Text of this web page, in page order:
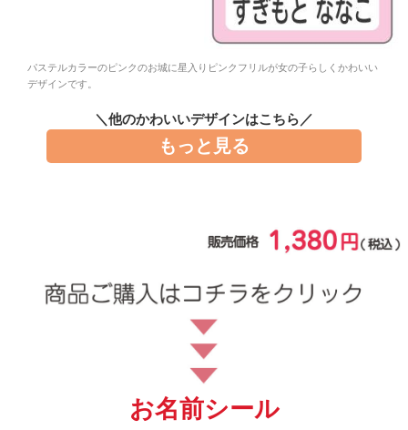
会社概要
らせ
会員登録
パステルカラーのピンクのお城に星入りピンクフリルが女の子らしくかわいい
デザインです。
＼他のかわいいデザインはこちら／
もっと見る
お名前シール